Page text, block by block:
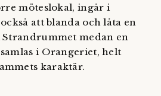
möteslokal, ingår i
att blanda och låta en
medan en
i Orangeriet, helt
karaktär.